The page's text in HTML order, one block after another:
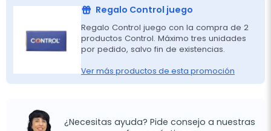
Regalo Control juego
Regalo Control juego con la compra de 2
productos Control. Máximo tres unidades
por pedido, salvo fin de existencias.
Ver más productos de esta promoción
¿Necesitas ayuda? Pide consejo a nuestras